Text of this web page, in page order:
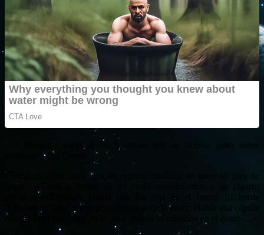
«… Miramos hacia arriba y vimos que se detuvo justo sobre
nosotros», dijo Coyne.
«Tenía un gran casco gris de aspecto metálico de unos 60 pies de
largo». «Tenía la forma de un perfil aerodinámico o un cigarro
gordo aerodinámico. Había una luz roja en el frente. El borde
delantero brillaba rojo a poca distancia de la nariz. Había una cúpula
central. Una luz verde en la parte trasera se reflejaba en el casco …»